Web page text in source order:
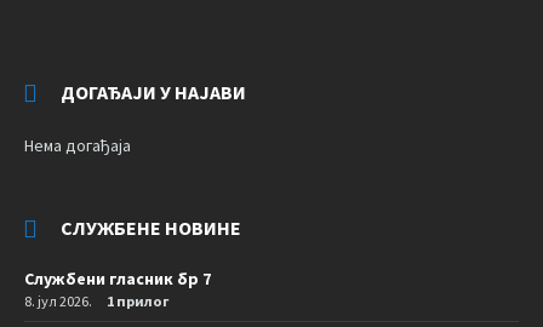
ДОГАЂАЈИ У НАЈАВИ
Нема догађаја
СЛУЖБЕНЕ НОВИНЕ
Службени гласник бр 7
8. јул 2026. 1 прилог